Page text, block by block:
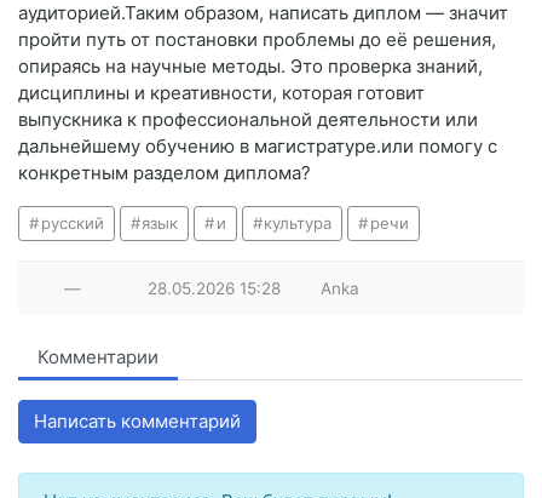
аудиторией.Таким образом, написать диплом — значит
пройти путь от постановки проблемы до её решения,
опираясь на научные методы. Это проверка знаний,
дисциплины и креативности, которая готовит
выпускника к профессиональной деятельности или
дальнейшему обучению в магистратуре.или помогу с
конкретным разделом диплома?
русский язык и культура речи
— 28.05.2026 15:28 Anka
Комментарии
Написать комментарий